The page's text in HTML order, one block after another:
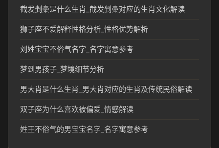
截发剉稾是什么生肖_截发剉稾对应的生肖文化解读
狮子座不爱解释性格分析_性格优势解析
刘姓宝宝不俗气名字_名字寓意参考
梦到男孩子_梦境细节分析
男大肖是什么生肖_男大肖对应的生肖及传统民俗解读
双子座为什么喜欢被偏爱_情感解读
姓王不俗气的男宝宝名字_名字寓意参考